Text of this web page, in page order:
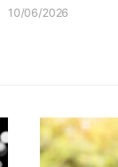
10/06/2026